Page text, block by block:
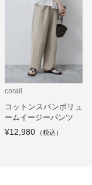
corail
コットンスパンボリュ
ームイージーパンツ
¥12,980